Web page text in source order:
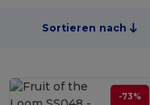
Sortieren nach
-73%